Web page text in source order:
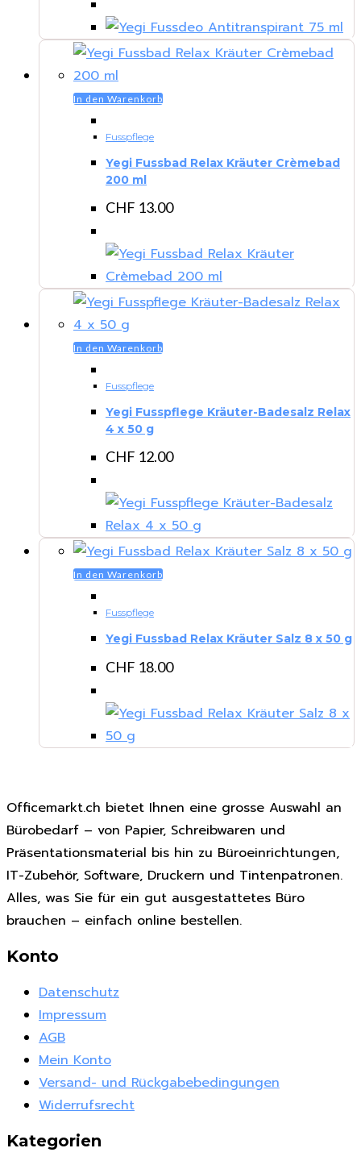
In den Warenkorb
Fusspflege
Yegi Fussbad Relax Kräuter Crèmebad
200 ml
CHF 13.00
In den Warenkorb
Fusspflege
Yegi Fusspflege Kräuter-Badesalz Relax
4 x 50 g
CHF 12.00
In den Warenkorb
Fusspflege
Yegi Fussbad Relax Kräuter Salz 8 x 50 g
CHF 18.00
Officemarkt.ch bietet Ihnen eine grosse Auswahl an
Bürobedarf – von Papier, Schreibwaren und
Präsentationsmaterial bis hin zu Büroeinrichtungen,
IT-Zubehör, Software, Druckern und Tintenpatronen.
Alles, was Sie für ein gut ausgestattetes Büro
brauchen – einfach online bestellen.
Konto
Datenschutz
Impressum
AGB
Mein Konto
Versand- und Rückgabebedingungen
Widerrufsrecht
Kategorien